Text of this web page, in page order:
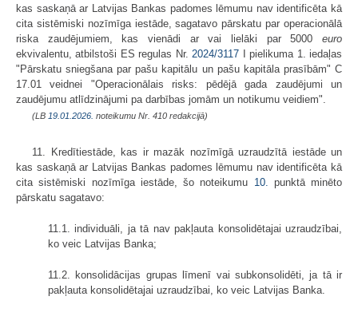
kas saskaņā ar Latvijas Bankas padomes lēmumu nav identificēta kā
cita sistēmiski nozīmīga iestāde, sagatavo pārskatu par operacionālā
riska zaudējumiem, kas vienādi ar vai lielāki par 5000 euro
ekvivalentu, atbilstoši ES regulas Nr. 2024/3117 I pielikuma 1. iedaļas
"Pārskatu sniegšana par pašu kapitālu un pašu kapitāla prasībām" C
17.01 veidnei "Operacionālais risks: pēdējā gada zaudējumi un
zaudējumu atlīdzinājumi pa darbības jomām un notikumu veidiem".
(LB 19.01.2026. noteikumu Nr. 410 redakcijā)
11. Kredītiestāde, kas ir mazāk nozīmīgā uzraudzītā iestāde un
kas saskaņā ar Latvijas Bankas padomes lēmumu nav identificēta kā
cita sistēmiski nozīmīga iestāde, šo noteikumu 10.
punktā minēto
pārskatu sagatavo:
11.1. individuāli, ja tā nav pakļauta konsolidētajai uzraudzībai,
ko veic Latvijas Banka;
11.2. konsolidācijas grupas līmenī vai subkonsolidēti, ja tā ir
pakļauta konsolidētajai uzraudzībai, ko veic Latvijas Banka.